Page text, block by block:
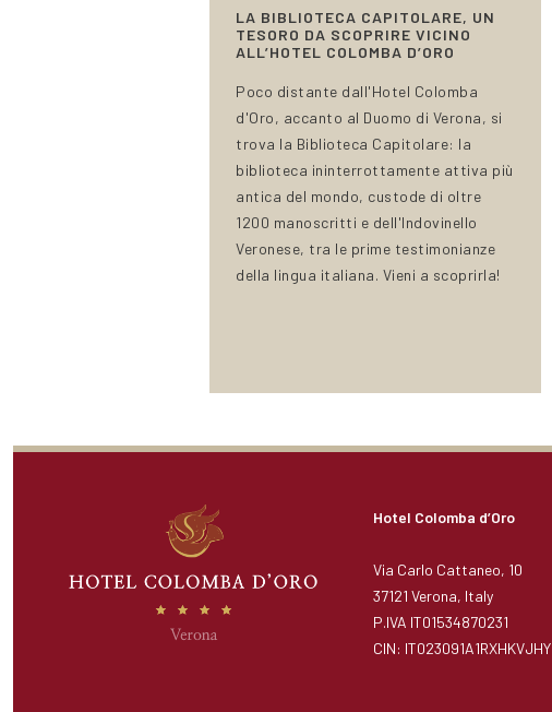
LA BIBLIOTECA CAPITOLARE, UN
TESORO DA SCOPRIRE VICINO
ALL’HOTEL COLOMBA D’ORO
Poco distante dall'Hotel Colomba
d'Oro, accanto al Duomo di Verona, si
trova la Biblioteca Capitolare: la
biblioteca ininterrottamente attiva più
antica del mondo, custode di oltre
1200 manoscritti e dell'Indovinello
Veronese, tra le prime testimonianze
della lingua italiana. Vieni a scoprirla!
Hotel Colomba d’Oro
Via Carlo Cattaneo, 10
37121 Verona, Italy
P.IVA IT01534870231
CIN: IT023091A1RXHKVJHY